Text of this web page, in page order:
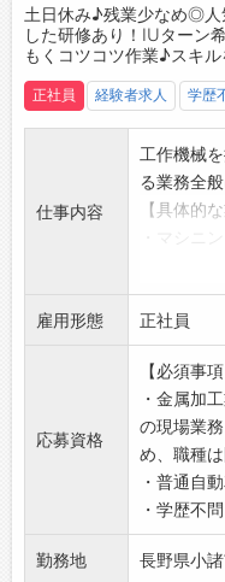
・正社員
都心の料
可能です。
そこでは
理を考え
・必要に
いただき
指定の料
まずは現
適性に応
【ステップ
「こんな
したい事
・基本的
せん。
【働き方
歴史があ
な風土で
土日休み♪残業少なめ◎
した研修あり！IUターン
もくコツコツ作業♪スキル
正社員 経験者求人 学歴
仕事内容
工作機械
る業務全
【具体的
械を使用
・図面を
度、工具選
・鉄や鋳
などの加工
・加工後
クロメー
【おすす
◆残業は
・オンオ
ートも大
【職場の
雇用形態 正社員
応募資格
【必須事項
・金属加
の現場業
め、職種は
・普通自
・学歴不問
勤務地 長野県小